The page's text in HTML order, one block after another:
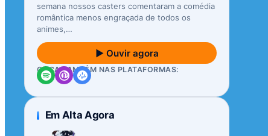
semana nossos casters comentaram a comédia
romântica menos engraçada de todos os
animes,…
▶ Ouvir agora
OUÇA TAMBÉM NAS PLATAFORMAS:
Em Alta Agora